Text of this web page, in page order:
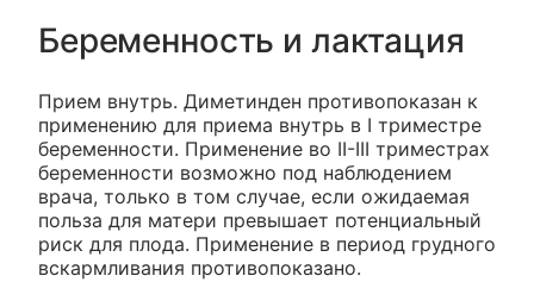
Беременность и лактация
Прием внутрь. Диметинден противопоказан к
применению для приема внутрь в I триместре
беременности. Применение во II-III триместрах
беременности возможно под наблюдением
врача, только в том случае, если ожидаемая
польза для матери превышает потенциальный
риск для плода. Применение в период грудного
вскармливания противопоказано.